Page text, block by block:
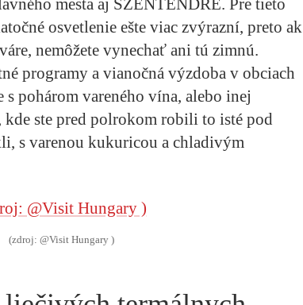
mesta aj SZENTENDRE. Pre tieto
osvetlenie ešte viac zvýrazní, preto ak
nemôžete vynechať ani tú zimnú.
programy a vianočná výzdoba v obciach
s pohárom vareného vína, alebo inej
ste pred polrokom robili to isté pod
s varenou kukuricou a chladivým
(zdroj: @Visit Hungary )